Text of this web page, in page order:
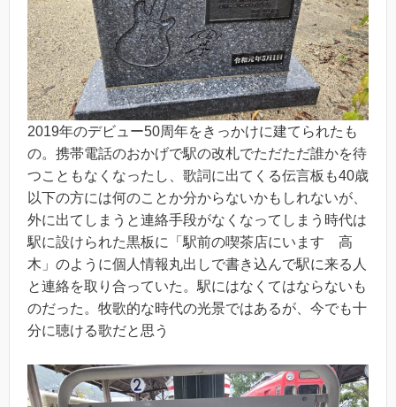
2019年のデビュー50周年をきっかけに建てられたも
の。携帯電話のおかげで駅の改札でただただ誰かを待
つこともなくなったし、歌詞に出てくる伝言板も40歳
以下の方には何のことか分からないかもしれないが、
外に出てしまうと連絡手段がなくなってしまう時代は
駅に設けられた黒板に「駅前の喫茶店にいます 高
木」のように個人情報丸出しで書き込んで駅に来る人
と連絡を取り合っていた。駅にはなくてはならないも
のだった。牧歌的な時代の光景ではあるが、今でも十
分に聴ける歌だと思う